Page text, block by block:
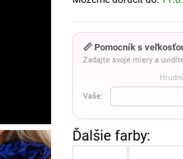
📏 Pomocník s
Zadajte svoje miery a
Vaše: